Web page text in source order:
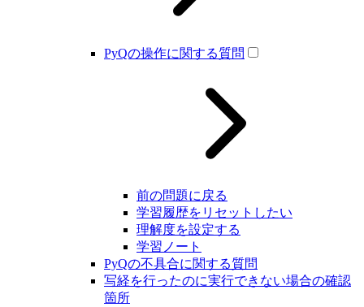
PyQの操作に関する質問
前の問題に戻る
学習履歴をリセットしたい
理解度を設定する
学習ノート
PyQの不具合に関する質問
写経を行ったのに実行できない場合の確認
箇所